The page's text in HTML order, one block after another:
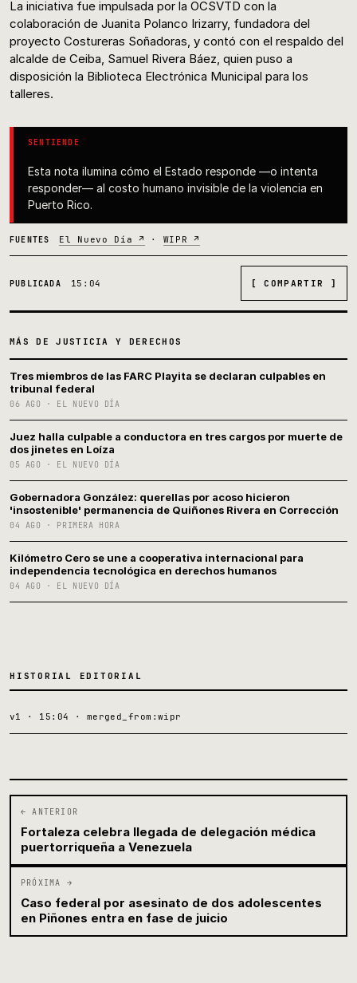
La iniciativa fue impulsada por la OCSVTD con la
colaboración de Juanita Polanco Irizarry, fundadora del
proyecto Costureras Soñadoras, y contó con el respaldo del
alcalde de Ceiba, Samuel Rivera Báez, quien puso a
disposición la Biblioteca Electrónica Municipal para los
talleres.
SENTIENDE
Esta nota ilumina cómo el Estado responde —o intenta
responder— al costo humano invisible de la violencia en
Puerto Rico.
FUENTES El Nuevo Día ↗ · WIPR ↗
PUBLICADA 15:04 [ COMPARTIR ]
MÁS DE JUSTICIA Y DERECHOS
Tres miembros de las FARC Playita se declaran culpables en
tribunal federal
06 AGO · EL NUEVO DÍA
Juez halla culpable a conductora en tres cargos por muerte de
dos jinetes en Loíza
05 AGO · EL NUEVO DÍA
Gobernadora González: querellas por acoso hicieron
'insostenible' permanencia de Quiñones Rivera en Corrección
04 AGO · PRIMERA HORA
Kilómetro Cero se une a cooperativa internacional para
independencia tecnológica en derechos humanos
04 AGO · EL NUEVO DÍA
HISTORIAL EDITORIAL
v1 · 15:04 · merged_from:wipr
← ANTERIOR
Fortaleza celebra llegada de delegación médica
puertorriqueña a Venezuela
PRÓXIMA →
Caso federal por asesinato de dos adolescentes
en Piñones entra en fase de juicio